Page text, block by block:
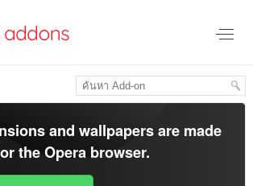
and wallpapers are made
theOpera browser.